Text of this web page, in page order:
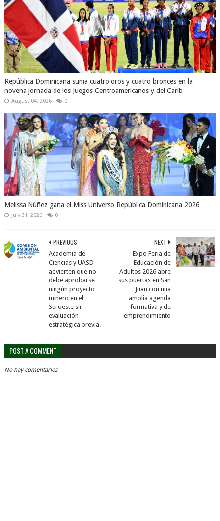
República Dominicana suma cuatro oros y cuatro bronces en la
novena jornada de los Juegos Centroamericanos y del Carib
August 04, 2026 0
Melissa Núñez gana el Miss Universo República Dominicana 2026
July 31, 2026 0
NEXT
Expo Feria de
Educación de
Adultos 2026 abre
sus puertas en San
Juan con una
amplia agenda
formativa y de
emprendimiento
PREVIOUS
Academia de
Ciencias y UASD
advierten que no
debe aprobarse
ningún proyecto
minero en el
Suroeste sin
evaluación
estratégica previa.
POST A COMMENT
No hay comentarios